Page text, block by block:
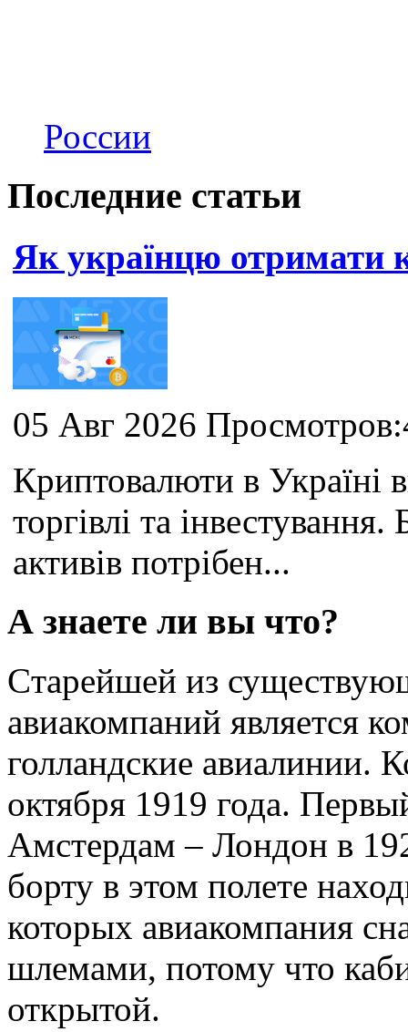
России
Последние статьи
Як українцю отримати
05 Авг 2026
Криптовалюти в Україні
торгівлі та
активів потрібен...
А знаете ли вы что?
Cтарейшей из
авиакомпаний является
голландские авиалинии.
октября 1919 года.
Амстердам – Лондон в
борту в этом полете
которых авиакомпания
шлемами, потому что
открытой.